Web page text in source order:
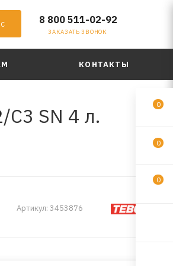
8 800 511-02-92
ЗАКАЗАТЬ ЗВОНОК
КОНТАКТЫ
C3 SN 4 л.
Артикул: 3453876
0
0
0